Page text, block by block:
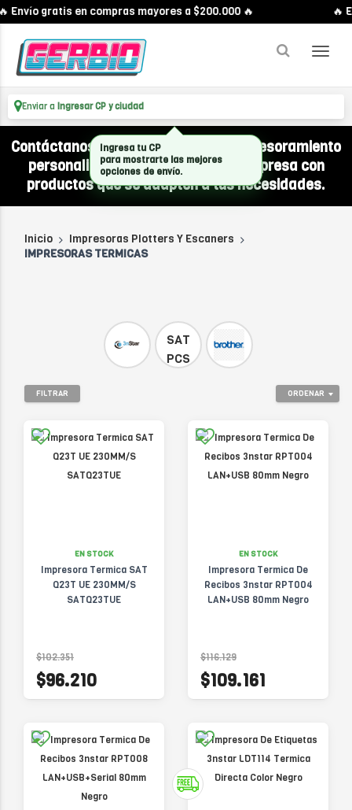
Envío gratis en compras mayores a $200.000 🔥 🔥
Enviar a Ingresar CP y ciudad
Contáctanos por WhatsApp y recibí asesoramiento
personalizado para equipar a tu empresa con
productos que se adapten a tus necesidades.
Inicio
Impresoras Plotters Y Escaners
IMPRESORAS TERMICAS
SAT
PCS
ORDENAR
FILTRAR
EN STOCK
Impresora Termica SAT
Q23T UE 230MM/S
SATQ23TUE
$102.351
$96.210
EN STOCK
Impresora Termica De
Recibos 3nstar RPT004
LAN+USB 80mm Negro
$116.129
$109.161
Ingresa tu CP
para mostrarte las mejores
opciones de envío.